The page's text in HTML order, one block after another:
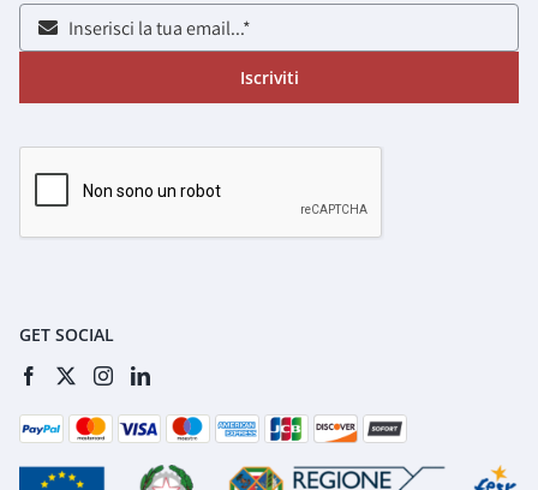
Iscriviti
GET SOCIAL